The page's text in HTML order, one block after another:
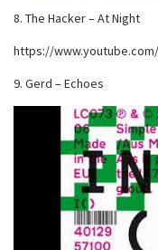
8. The Hacker – At Night
https://
9. Gerd – Echoes